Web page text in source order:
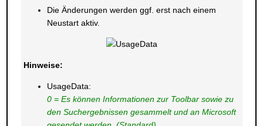
Die Änderungen werden ggf. erst nach einem
Neustart aktiv.
Hinweise:
UsageData:
0 = Es können Informationen zur Toolbar sowie zu
den Suchergebnissen gesammelt und an Microsoft